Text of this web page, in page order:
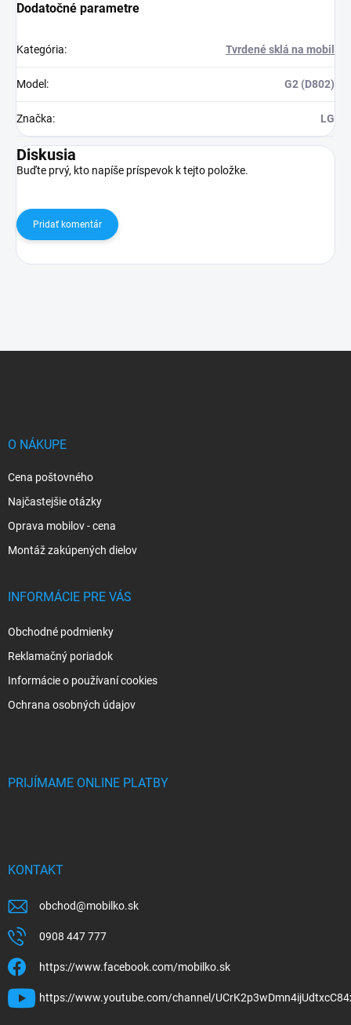
Dodatočné parametre
Kategória: Tvrdené sklá na mobil
Model : G2 (D802)
Značka: LG
Diskusia
Buďte prvý, kto napíše príspevok k tejto položke.
Pridať komentár
O NÁKUPE
Cena poštovného
Najčastejšie otázky
Oprava mobilov - cena
Montáž zakúpených dielov
INFORMÁCIE PRE VÁS
Obchodné podmienky
Reklamačný poriadok
Informácie o používaní cookies
Ochrana osobných údajov
PRIJÍMAME ONLINE PLATBY
KONTAKT
obchod@mobilko.sk
0908 447 777
https://www.facebook.com/mobilko.sk
https://www.youtube.com/channel/